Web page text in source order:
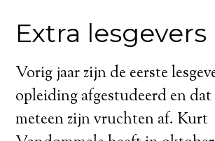
Extra lesgevers
Vorig jaar zijn de eerste
opleiding afgestudeerd en
meteen zijn vruchten af. Kurt